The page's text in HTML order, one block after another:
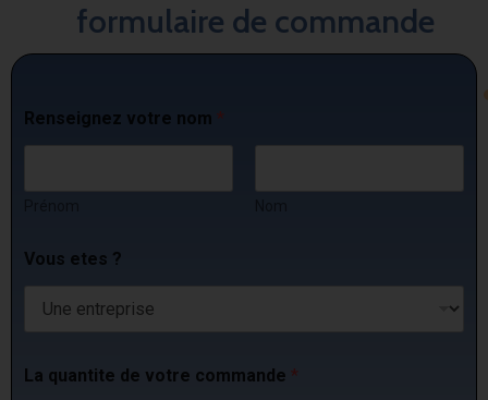
formulaire de commande
Renseignez votre nom *
Vous etes ?
La quantite de votre commande *